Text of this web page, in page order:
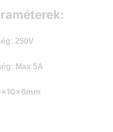
250V
Max 5A